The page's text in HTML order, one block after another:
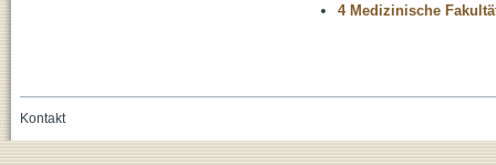
4 Medizinische
Kontakt